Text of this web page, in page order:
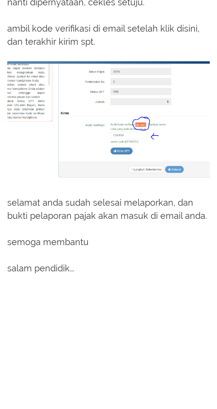
nanti dipernyataan, cekles setuju.
ambil kode verifikasi di email setelah klik disini,
dan terakhir kirim spt.
selamat anda sudah selesai melaporkan, dan
bukti pelaporan pajak akan masuk di email anda.
semoga membantu
salam pendidik...